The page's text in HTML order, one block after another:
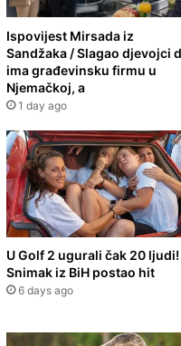
Ispovijest Mirsada iz
Sandžaka / Slagao djevojci
ima građevinsku firmu u
Njemačkoj, a
1 day ago
U Golf 2 ugurali čak 20 ljudi!
Snimak iz BiH postao hit
6 days ago